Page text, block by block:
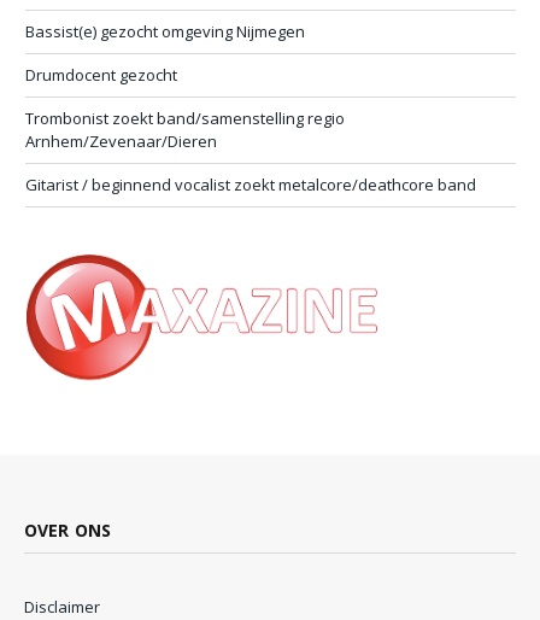
Bassist(e) gezocht omgeving Nijmegen
Drumdocent gezocht
Trombonist zoekt band/samenstelling regio
Arnhem/Zevenaar/Dieren
Gitarist / beginnend vocalist zoekt metalcore/deathcore band
OVER ONS
Disclaimer